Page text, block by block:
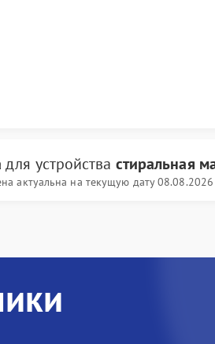
для устройства стиральная
актуальна на текущую дату 08.08.2026